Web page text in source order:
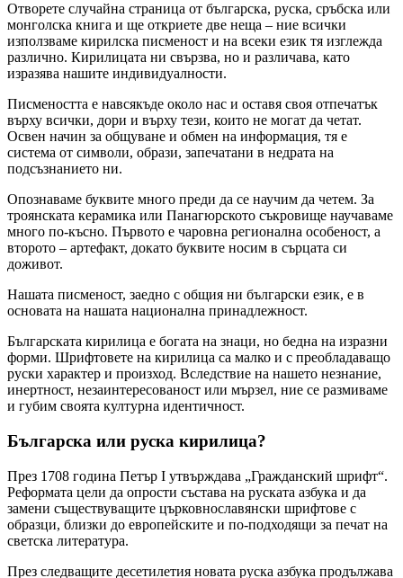
Отворете случайна страница от българска, руска, сръбска или
монголска книга и ще откриете две неща – ние всички
използваме кирилска писменост и на всеки език тя изглежда
различно. Кирилицата ни свързва, но и различава, като
изразява нашите индивидуалности.
Писмеността е навсякъде около нас и оставя своя отпечатък
върху всички, дори и върху тези, които не могат да четат.
Освен начин за общуване и обмен на информация, тя е
система от символи, образи, запечатани в недрата на
подсъзнанието ни.
Опознаваме буквите много преди да се научим да четем. За
троянската керамика или Панагюрското съкровище научаваме
много по-късно. Първото е чаровна регионална особеност, а
второто – артефакт, докато буквите носим в сърцата си
доживот.
Нашата писменост, заедно с общия ни български език, е в
основата на нашата национална принадлежност.
Българската кирилица е богата на знаци, но бедна на изразни
форми. Шрифтовете на кирилица са малко и с преобладаващо
руски характер и произход. Вследствие на нашето незнание,
инертност, незаинтересованост или мързел, ние се размиваме
и губим своята културна идентичност.
Българска или руска кирилица?
През 1708 година Петър I утвърждава „Гражданский шрифт“.
Реформата цели да опрости състава на руската азбука и да
замени съществуващите църковнославянски шрифтове с
образци, близки до европейските и по-подходящи за печат на
светска литература.
През следващите десетилетия новата руска азбука продължава